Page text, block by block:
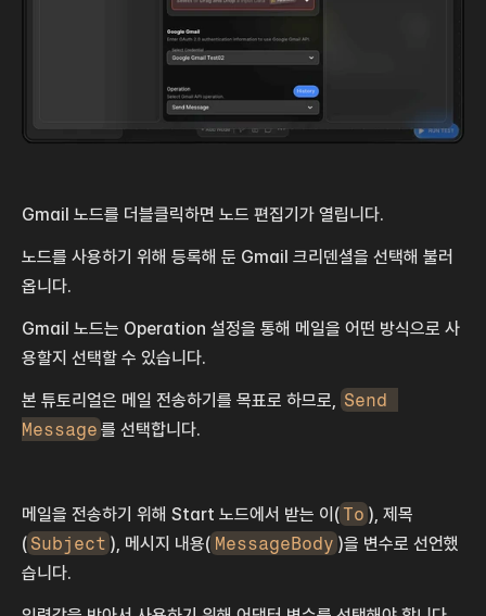
Gmail 노드를 더블클릭하면 노드 편집기가 열립니다.
노드를 사용하기 위해 등록해 둔 Gmail 크리덴셜을 선택해 불러
옵니다.
Gmail 노드는 Operation 설정을 통해 메일을 어떤 방식으로 사
용할지 선택할 수 있습니다.
본 튜토리얼은 메일 전송하기를 목표로 하므로,
Send
Message 를 선택합니다.
메일을 전송하기 위해 Start 노드에서 받는 이(To ), 제목
( Subject ), 메시지 내용( MessageBody )을 변수로 선언했
습니다.